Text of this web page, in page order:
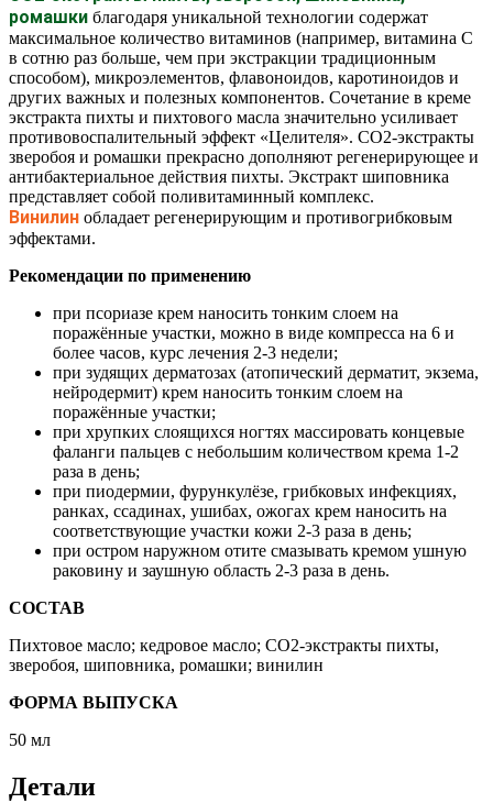
ромашки благодаря уникальной технологии содержат
максимальное количество витаминов (например, витамина С
в сотню раз больше, чем при экстракции традиционным
способом), микроэлементов, флавоноидов, каротиноидов и
других важных и полезных компонентов. Сочетание в креме
экстракта пихты и пихтового масла значительно усиливает
противовоспалительный эффект «Целителя». СО2-экстракты
зверобоя и ромашки прекрасно дополняют регенерирующее и
антибактериальное действия пихты. Экстракт шиповника
представляет собой поливитаминный комплекс.
Винилин обладает регенерирующим и противогрибковым
эффектами.
Рекомендации по применению
при псориазе крем наносить тонким слоем на
поражённые участки, можно в виде компресса на 6 и
более часов, курс лечения 2-3 недели;
при зудящих дерматозах (атопический дерматит, экзема,
нейродермит) крем наносить тонким слоем на
поражённые участки;
при хрупких слоящихся ногтях массировать концевые
фаланги пальцев с небольшим количеством крема 1-2
раза в день;
при пиодермии, фурункулёзе, грибковых инфекциях,
ранках, ссадинах, ушибах, ожогах крем наносить на
соответствующие участки кожи 2-3 раза в день;
при остром наружном отите смазывать кремом ушную
раковину и заушную область 2-3 раза в день.
СОСТАВ
Пихтовое масло; кедровое масло; СО2-экстракты пихты,
зверобоя, шиповника, ромашки; винилин
ФОРМА ВЫПУСКА
50 мл
Детали